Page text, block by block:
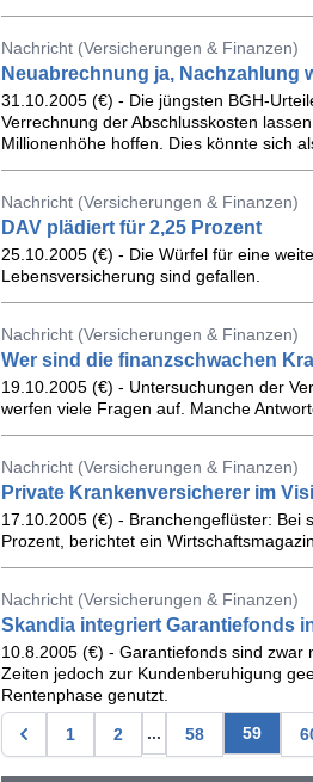
Nachricht (Versicherungen & Finanzen)
Neuabrechnung ja, Nachzahlung
31.10.2005 (€) - Die jüngsten BGH-
Verrechnung der Abschlusskosten
Millionenhöhe hoffen. Dies könnte sich
Nachricht (Versicherungen & Finanzen)
DAV plädiert für 2,25 Prozent
25.10.2005 (€) - Die Würfel für eine
Lebensversicherung sind gefallen.
Nachricht (Versicherungen & Finanzen)
Wer sind die finanzschwachen
19.10.2005 (€) - Untersuchungen der
werfen viele Fragen auf. Manche
Nachricht (Versicherungen & Finanzen)
Private Krankenversicherer im
17.10.2005 (€) - Branchengeflüster: Bei
Prozent, berichtet ein Wirtschaftsmagazin.
Nachricht (Versicherungen & Finanzen)
Skandia integriert Garantiefonds
10.8.2005 (€) - Garantiefonds sind zwar
Zeiten jedoch zur Kundenberuhigung
Rentenphase genutzt.
1 2 ... 58 59